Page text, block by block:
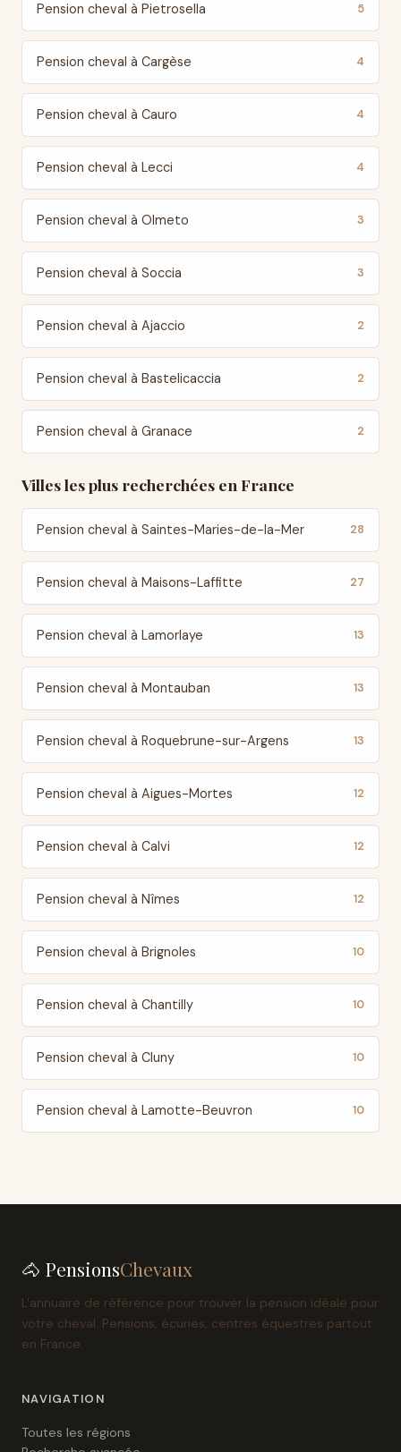
Pension cheval à Pietrosella 5
Pension cheval à Cargèse 4
Pension cheval à Cauro 4
Pension cheval à Lecci 4
Pension cheval à Olmeto 3
Pension cheval à Soccia 3
Pension cheval à Ajaccio 2
Pension cheval à Bastelicaccia 2
Pension cheval à Granace 2
Villes les plus recherchées en France
Pension cheval à Saintes-Maries-de-la-Mer 28
Pension cheval à Maisons-Laffitte 27
Pension cheval à Lamorlaye 13
Pension cheval à Montauban 13
Pension cheval à Roquebrune-sur-Argens 13
Pension cheval à Aigues-Mortes 12
Pension cheval à Calvi 12
Pension cheval à Nîmes 12
Pension cheval à Brignoles 10
Pension cheval à Chantilly 10
Pension cheval à Cluny 10
Pension cheval à Lamotte-Beuvron 10
🐴 PensionsChevaux
L'annuaire de référence pour trouver la pension idéale pour
votre cheval. Pensions, écuries, centres équestres partout
en France.
NAVIGATION
Toutes les régions